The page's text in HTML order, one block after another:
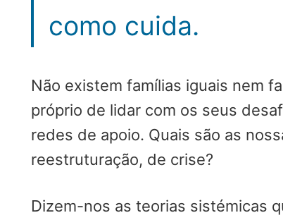
como cuida.
Não existem famílias iguais nem
próprio de lidar com os seus
redes de apoio. Quais são as
reestruturação, de crise?
Dizem-nos as teorias sistémicas